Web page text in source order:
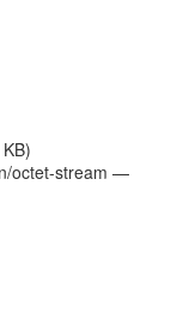
octet-stream —